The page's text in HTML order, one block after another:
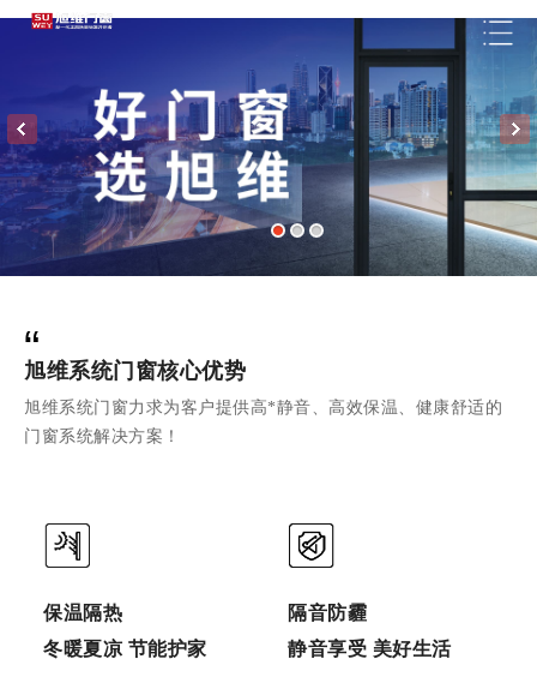
“
旭维系统门窗核心优势
旭维系统门窗力求为客户提供高*静音、高效保温、健康舒适的
门窗系统解决方案！
保温隔热
冬暖夏凉 节能护家
隔音防霾
静音享受 美好生活